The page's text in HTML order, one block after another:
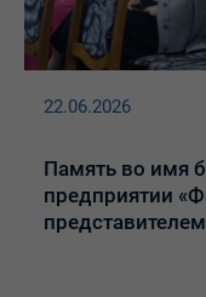
22.06.2026
Память во имя
предприятии